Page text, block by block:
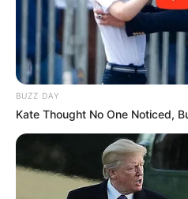
Ana səhifə
HAQQIMIZDA
E-
BUZZ DAY
Kate Thought No One Noticed,